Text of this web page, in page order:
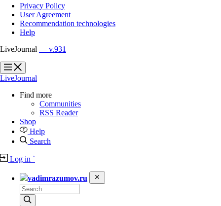
Privacy Policy
User Agreement
Recommendation technologies
Help
LiveJournal — v.931
?
?
LiveJournal
Find more
Communities
RSS Reader
Shop
Help
Search
Log in `
vadimrazumov.ru